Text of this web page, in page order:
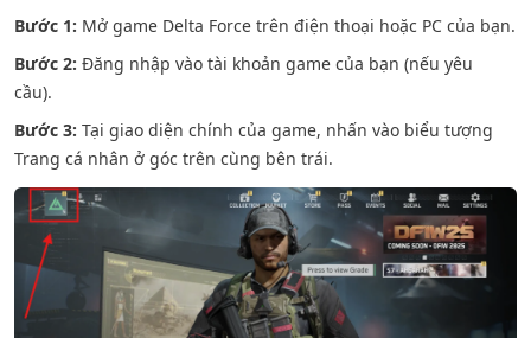
Bước 1: Mở game Delta Force trên điện thoại hoặc PC của bạn.
Bước 2: Đăng nhập vào tài khoản game của bạn (nếu yêu
cầu).
Bước 3: Tại giao diện chính của game, nhấn vào biểu tượng
Trang cá nhân ở góc trên cùng bên trái.